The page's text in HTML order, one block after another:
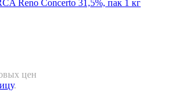
Reno Concerto 31,5%, пак 1 кг
цен
.